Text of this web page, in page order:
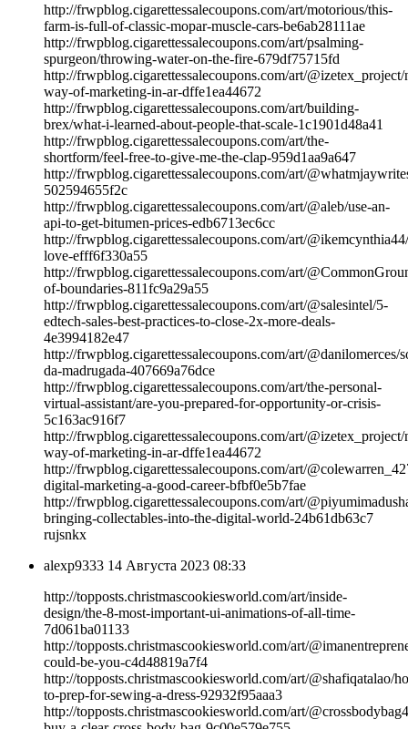
http://frwpblog.cigarettessalecoupons.com/art/motorious/this-
farm-is-full-of-classic-mopar-muscle-cars-be6ab28111ae
http://frwpblog.cigarettessalecoupons.com/art/psalming-
spurgeon/throwing-water-on-the-fire-679df75715fd
http://frwpblog.cigarettessalecoupons.com/art/
way-of-marketing-in-ar-dffe1ea44672
http://frwpblog.cigarettessalecoupons.com/art/building-
brex/what-i-learned-about-people-that-scale-1c1901d48a41
http://frwpblog.cigarettessalecoupons.com/art/the-
shortform/feel-free-to-give-me-the-clap-959d1aa9a647
http://frwpblog.cigarettessalecoupons.com/art/
502594655f2c
http://frwpblog.cigarettessalecoupons.com/art/@aleb/use-an-
api-to-get-bitumen-prices-edb6713ec6cc
http://frwpblog.cigarettessalecoupons.com/art/
love-efff6f330a55
http://frwpblog.cigarettessalecoupons.com/art/
of-boundaries-811fc9a29a55
http://frwpblog.cigarettessalecoupons.com/art/@salesintel/5-
edtech-sales-best-practices-to-close-2x-more-deals-
4e3994182e47
http://frwpblog.cigarettessalecoupons.com/art/@danilomerces/
da-madrugada-407669a76dce
http://frwpblog.cigarettessalecoupons.com/art/the-personal-
virtual-assistant/are-you-prepared-for-opportunity-or-crisis-
5c163ac916f7
http://frwpblog.cigarettessalecoupons.com/art/
way-of-marketing-in-ar-dffe1ea44672
http://frwpblog.cigarettessalecoupons.com/art/
digital-marketing-a-good-career-bfbf0e5b7fae
http://frwpblog.cigarettessalecoupons.com/art/
bringing-collectables-into-the-digital-world-24b61db63c7
rujsnkx
alexp9333 14 Августа 2023 08:33
http://topposts.christmascookiesworld.com/art/inside-
design/the-8-most-important-ui-animations-of-all-time-
7d061ba01133
http://topposts.christmascookiesworld.com/art/
could-be-you-c4d48819a7f4
http://topposts.christmascookiesworld.com/art/@shafiqatalao/
to-prep-for-sewing-a-dress-92932f95aaa3
http://topposts.christmascookiesworld.com/art/